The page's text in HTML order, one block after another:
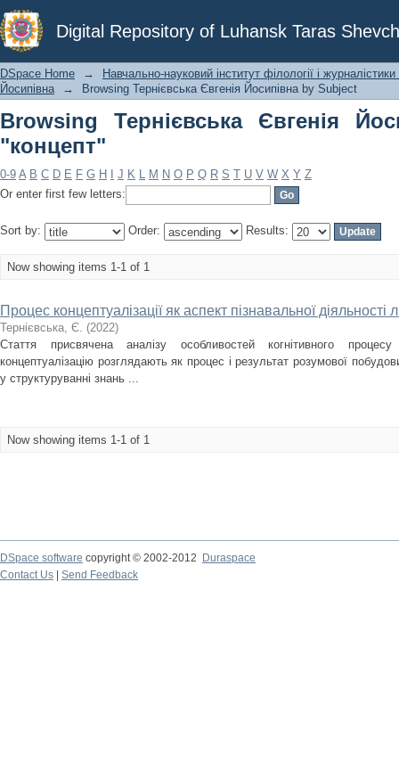
Digital Repository of Luhansk Taras
Browsing Тернієвська Євгенія
DSpace Home →
Навчально-науковий інститут філології і
Йосипівна
→ Browsing Тернієвська Євгенія Йосипівна by Subject
Browsing Тернієвська Євгенія
"концепт"
0-9 A B C D E F G H J K L M N O P Q R S T U V W X Y Z
Or enter first few letters:
Sort by: Order: Results:
Now showing items 1-1 of 1
Процес концептуалізації як аспект пізнавальної діяльності
Тернієвська, Є. (2022)
Стаття присвячена аналізу особливостей когнітивного
концептуалізацію розглядають як процес і результат розумової
у структуруванні знань ...
Now showing items 1-1 of 1
DSpace software copyright © 2002-2012
Duraspace
Contact Us
Send Feedback